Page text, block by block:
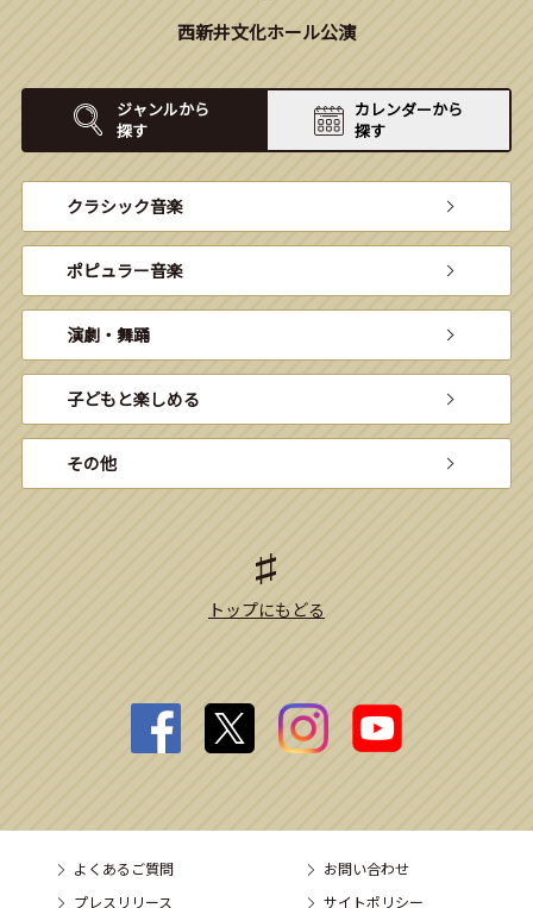
西新井文化ホール公演
ジャンルから
探す
カレンダーから
探す
クラシック音楽
ポピュラー音楽
演劇・舞踊
子どもと楽しめる
その他
トップにもどる
よくあるご質問
お問い合わせ
プレスリリース
サイトポリシー